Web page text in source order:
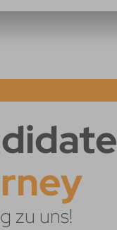
zu uns!